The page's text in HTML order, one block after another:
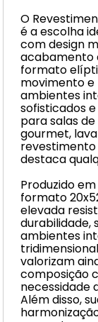
O
é a escolha
com design
acabamento
formato
movimento
ambientes
sofisticados
para salas
gourmet,
destaca
Produzido
formato
elevada
durabilidade,
ambientes
valorizam
composição
necessidade
Além disso,